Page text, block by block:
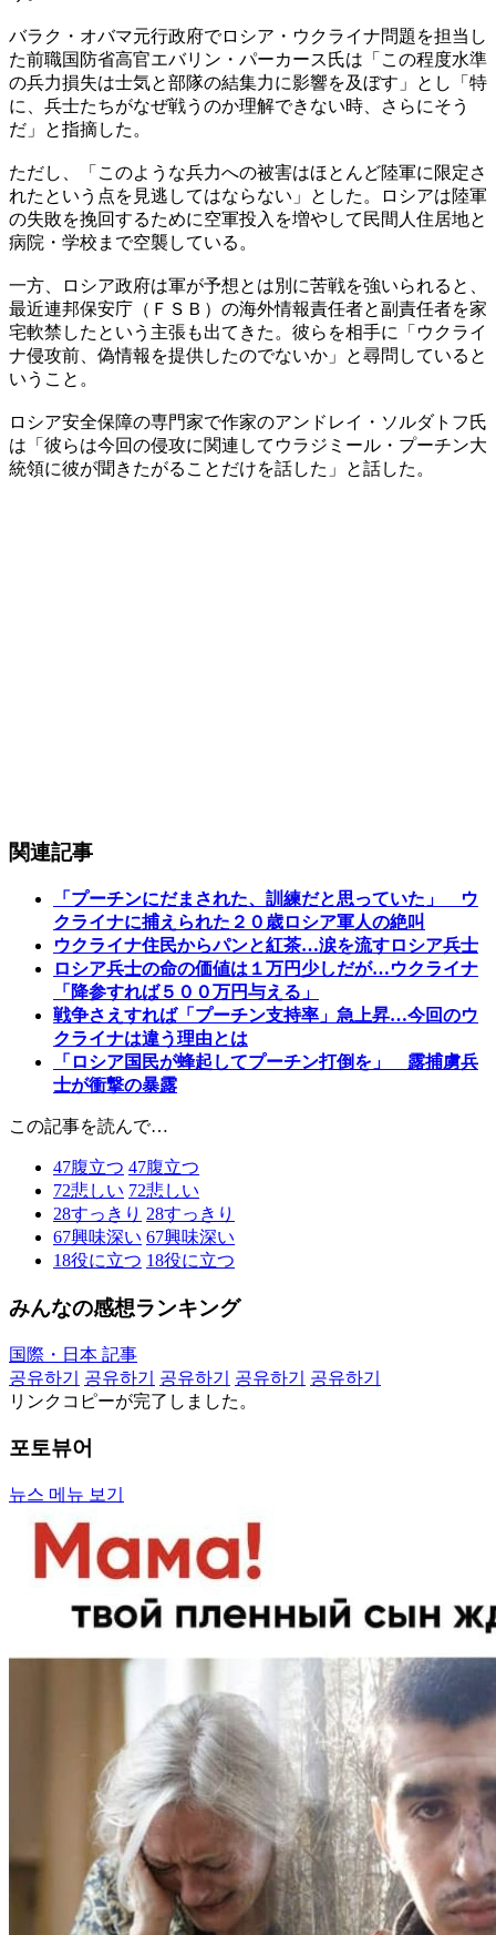
バラク・オバマ元行政府でロシア・ウクライナ問題を担当し
た前職国防省高官エバリン・パーカース氏は「この程度水準
の兵力損失は士気と部隊の結集力に影響を及ぼす」とし「特
に、兵士たちがなぜ戦うのか理解できない時、さらにそう
だ」と指摘した。
ただし、「このような兵力への被害はほとんど陸軍に限定さ
れたという点を見逃してはならない」とした。ロシアは陸軍
の失敗を挽回するために空軍投入を増やして民間人住居地と
病院・学校まで空襲している。
一方、ロシア政府は軍が予想とは別に苦戦を強いられると、
最近連邦保安庁（ＦＳＢ）の海外情報責任者と副責任者を家
宅軟禁したという主張も出てきた。彼らを相手に「ウクライ
ナ侵攻前、偽情報を提供したのでないか」と尋問していると
いうこと。
ロシア安全保障の専門家で作家のアンドレイ・ソルダトフ氏
は「彼らは今回の侵攻に関連してウラジミール・プーチン大
統領に彼が聞きたがることだけを話した」と話した。
関連記事
「プーチンにだまされた、訓練だと思っていた」 ウ
クライナに捕えられた２０歳ロシア軍人の絶叫
ウクライナ住民からパンと紅茶…涙を流すロシア兵士
ロシア兵士の命の価値は１万円少しだが…ウクライナ
「降参すれば５００万円与える」
戦争さえすれば「プーチン支持率」急上昇…今回のウ
クライナは違う理由とは
「ロシア国民が蜂起してプーチン打倒を」 露捕虜兵
士が衝撃の暴露
この記事を読んで…
47腹立つ 47腹立つ
72悲しい 72悲しい
28すっきり 28すっきり
67興味深い 67興味深い
18役に立つ 18役に立つ
みんなの感想ランキング
国際・日本 記事
공유하기
공유하기 공유하기 공유하기
공유하기
リンクコピーが完了しました。
포토뷰어
뉴스 메뉴 보기